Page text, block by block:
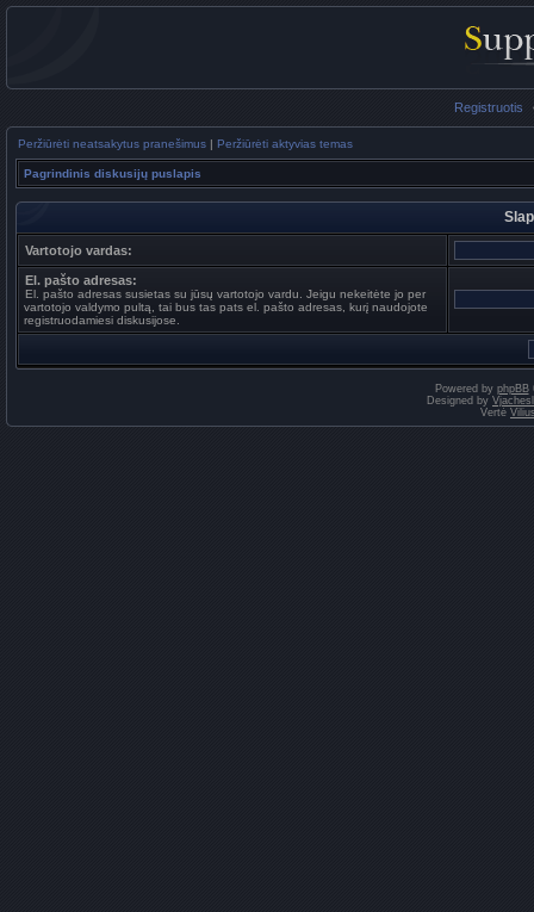
Registruotis
Peržiūrėti neatsakytus pranešimus | Peržiūrėti aktyvias temas
Pagrindinis diskusijų puslapis
Vartotojo vardas:
El. pašto adresas:
El. pašto adresas susietas su jūsų vartotojo vardu. Jeigu nekeitėte jo per
vartotojo valdymo pultą, tai bus tas pats el. pašto adresas, kurį naudojote
registruodamiesi diskusijose.
Powered by phpBB
Designed by
Vertė